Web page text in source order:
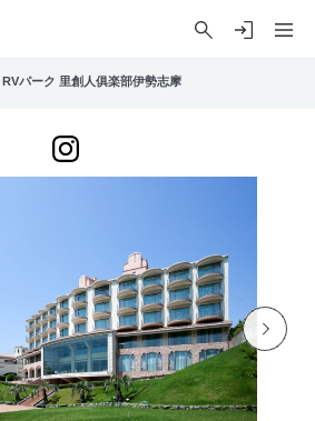
RVパーク 里創人俱楽部伊勢志摩
Next